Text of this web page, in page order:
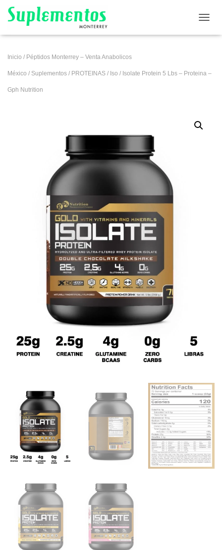
Inicio / Péptidos Monterrey – Venta Anabolicos
México / Suplementos / PROTEINAS / Iso / Isolate Protein 5 Lbs – Proteina –
Gph Nutrition